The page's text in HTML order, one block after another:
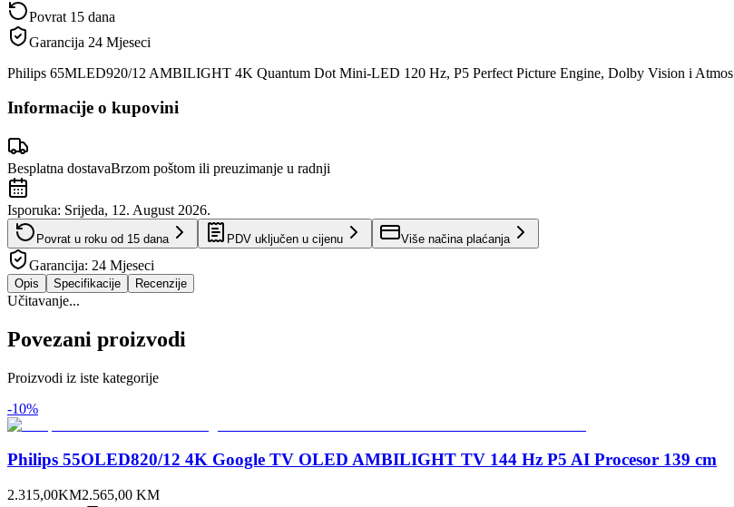
Povrat 15 dana
Garancija 24 Mjeseci
Philips 65MLED920/12 AMBILIGHT 4K Quantum Dot Mini-LED 120 Hz, P5 Perfect Picture Engine, Dolby Vision i Atmos
Informacije o kupovini
Besplatna dostavaBrzom poštom ili preuzimanje u radnji
Isporuka: Srijeda, 12. August 2026.
Povrat u roku od 15 dana PDV uključen u cijenu Više načina plaćanja
Garancija: 24 Mjeseci
Opis Specifikacije Recenzije
Učitavanje...
Povezani proizvodi
Proizvodi iz iste kategorije
-10%
Philips 55OLED820/12 4K Google TV OLED AMBILIGHT TV 144 Hz P5 AI Procesor 139 cm
2.315,00KM2.565,00 KM